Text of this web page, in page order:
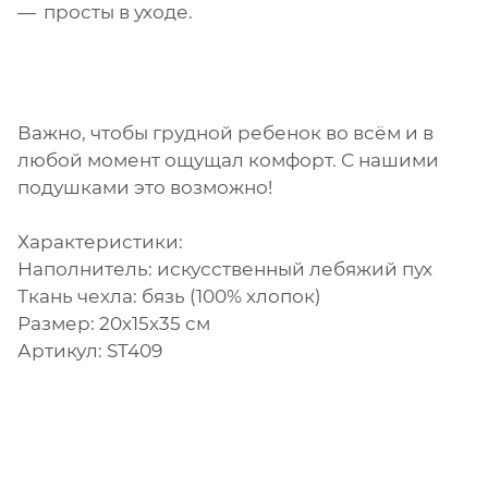
просты в уходе.
Важно, чтобы грудной ребенок во всём и в
любой момент ощущал комфорт. С нашими
подушками это возможно!
Характеристики:
Наполнитель: искусственный лебяжий пух
Ткань чехла: бязь (100% хлопок)
Размер: 20х15х35 см
Артикул: ST409